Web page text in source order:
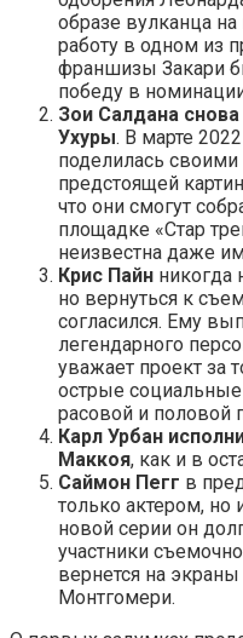
образе вулканца
работу в одном из
франшизы Закари
победу в
Зои Салдана
Ухуры. В марте
поделилась
предстоящей
что они смогут
площадке «Стар
неизвестна даже
Крис Пайн никогда
но вернуться к
согласился. Ему
легендарного
уважает проект за
острые
расовой и половой
Карл Урбан
Маккоя, как и в
Саймон Пегг в
только актером, но
новой серии он
участники
вернется на
Монтгомери.